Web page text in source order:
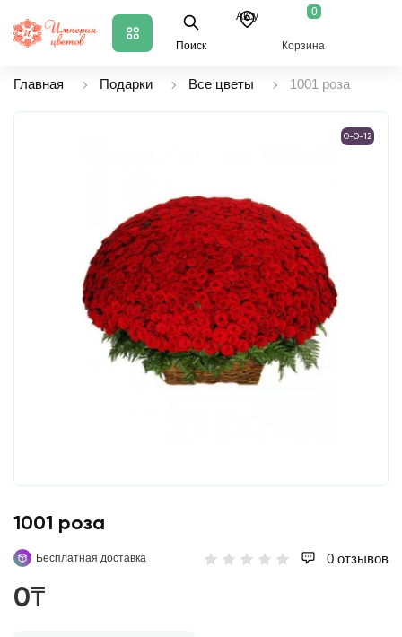
Поиск
Аксу 0
Корзина
Главная Подарки Все цветы 1001 роза
0-0-12
1001 роза
Бесплатная доставка 0 отзывов
0₸